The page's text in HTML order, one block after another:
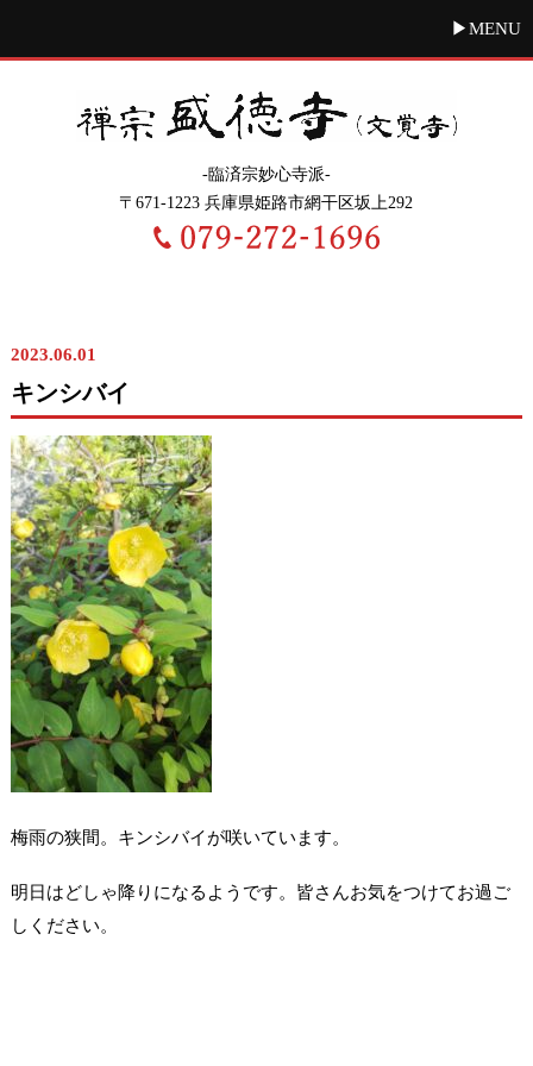
MENU
-臨済宗妙心寺派-
〒671-1223 兵庫県姫路市網干区坂上292
2023.06.01
キンシバイ
梅雨の狭間。キンシバイが咲いています。
明日はどしゃ降りになるようです。皆さんお気をつけてお過ご
しください。